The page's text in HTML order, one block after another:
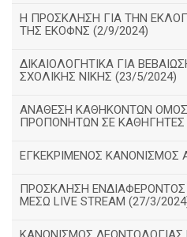
Η ΠΡΟΣΚΛΗΣΗ ΓΙΑ ΤΗΝ
ΤΗΣ ΕΚΟΦΝΣ (2/9/2024)
ΔΙΚΑΙΟΛΟΓΗΤΙΚΑ ΓΙΑ
ΣΧΟΛΙΚΗΣ ΝΙΚΗΣ (23/5/2024)
ΑΝΑΘΕΣΗ ΚΑΘΗΚΟΝΤΩΝ
ΠΡΟΠΟΝΗΤΩΝ ΣΕ ΚΑΘΗΓΗΤΕΣ
ΕΓΚΕΚΡΙΜΕΝΟΣ ΚΑΝΟΝΙΣΜΟΣ
ΠΡΟΣΚΛΗΣΗ
ΜΕΣΩ LIVE STREAM (27/3/